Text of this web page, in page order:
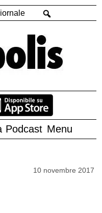
Podcast Menu
10 novembre 2017